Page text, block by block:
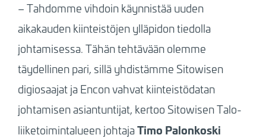
– Tahdomme vihdoin käynnistää uuden
aikakauden kiinteistöjen ylläpidon tiedolla
johtamisessa. Tähän tehtävään olemme
täydellinen pari, sillä yhdistämme Sitowisen
digiosaajat ja Encon vahvat kiinteistödatan
johtamisen asiantuntijat, kertoo Sitowisen Talo-
liiketoimintalueen johtajaTimo Palonkoski